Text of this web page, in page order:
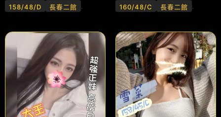
158/48/D 長春二館 . 160/48/C 長春二館 .